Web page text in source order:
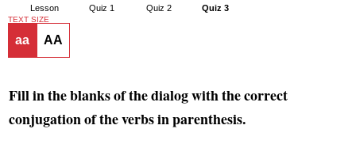
Lesson Quiz 1 Quiz 2 Quiz 3
TEXT SIZE
aa AA
Fill in the blanks of the dialog with the correct
conjugation of the verbs in parenthesis.